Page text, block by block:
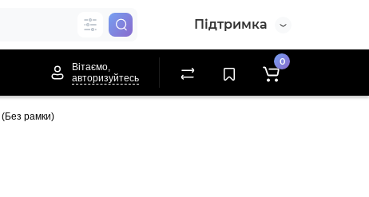
Підтримка
Вітаємо,
авторизуйтесь
0
(Без рамки)